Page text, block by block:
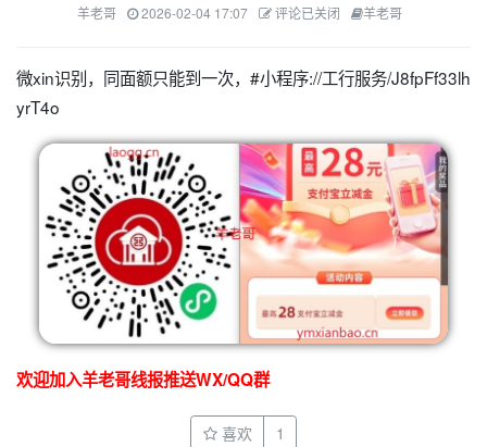
羊老哥 2026-02-04 17:07 评论已关闭 羊老哥
微xin识别，同面额只能到一次，#小程序://工行服务/J8fpFf33lh
yrT4o
欢迎加入羊老哥线报推送WX/QQ群
喜欢 1